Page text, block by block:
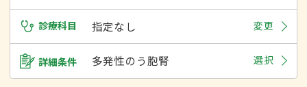
診療科目 指定なし 変更
詳細条件 多発性のう胞腎 選択